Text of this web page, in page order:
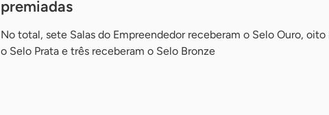
premiadas
No total, sete Salas do Empreendedor receberam o Selo Ouro, oito
o Selo Prata e três receberam o Selo Bronze